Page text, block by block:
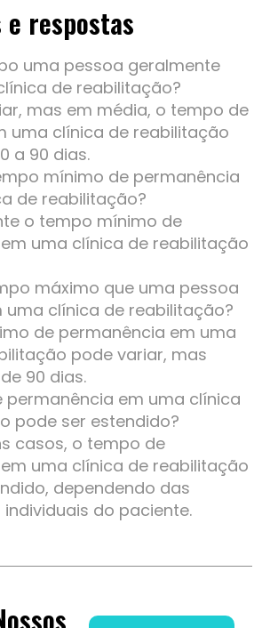
respostas
uma pessoa geralmente
de reabilitação?
mas em média, o tempo de
uma clínica de reabilitação
a 90 dias.
mínimo de permanência
de reabilitação?
o tempo mínimo de
uma clínica de reabilitação
máximo que uma pessoa
uma clínica de reabilitação?
de permanência em uma
pode variar, mas
90 dias.
permanência em uma clínica
pode ser estendido?
casos, o tempo de
uma clínica de reabilitação
dependendo das
do paciente.